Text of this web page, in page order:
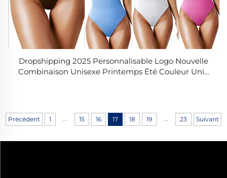
Dropshipping 2025 Personnalisable Logo Nouvelle
Combinaison Unisexe Printemps Été Couleur Unie
Précédent 1 15 16 17 18 19 23 Suivant